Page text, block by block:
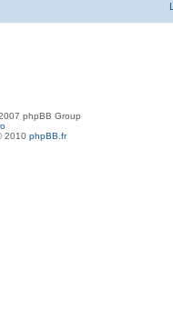
phpBB Group
2010 phpBB.fr